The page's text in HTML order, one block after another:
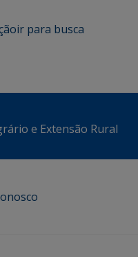
ir para busca
e Extensão Rural